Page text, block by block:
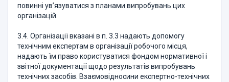
повинні ув’язуватися з планами випробувань цих
організацій.
3.4. Організації вказані в п. 3.3 надають допомогу
технічним експертам в організації робочого місця,
надають їм право користуватися фондом нормативної і
звітної документації щодо результатів випробувань
технічних засобів. Взаємовідносини експертно-технічних